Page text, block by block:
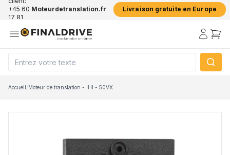
+45 60
17 81
Moteurdetranslation.fr Livraison gratuite en Europe
Accueil/Moteur de translation - IHI - 50VX